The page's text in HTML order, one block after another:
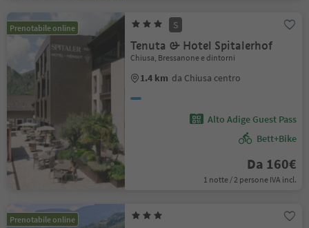
Prenotabile online S
Tenuta & Hotel Spitalerhof
Chiusa, Bressanone e dintorni
1.4 km da Chiusa centro
Alto Adige Guest Pass
Bett+Bike
Da 160€
1 notte / 2 persone IVA incl.
Prenotabile online